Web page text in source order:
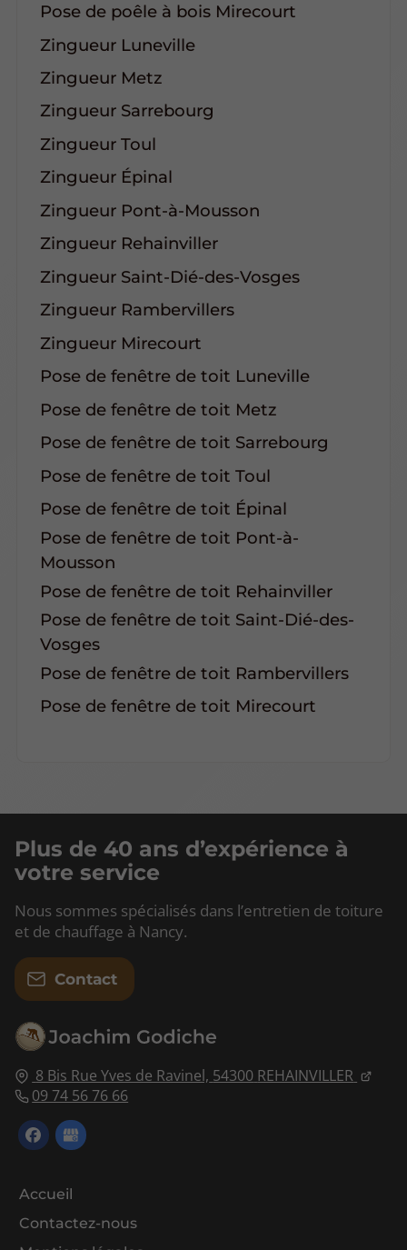
Pose de poêle à bois Mirecourt
Zingueur Luneville
Zingueur Metz
Zingueur Sarrebourg
Zingueur Toul
Zingueur Épinal
Zingueur Pont-à-Mousson
Zingueur Rehainviller
Zingueur Saint-Dié-des-Vosges
Zingueur Rambervillers
Zingueur Mirecourt
Pose de fenêtre de toit Luneville
Pose de fenêtre de toit Metz
Pose de fenêtre de toit Sarrebourg
Pose de fenêtre de toit Toul
Pose de fenêtre de toit Épinal
Pose de fenêtre de toit Pont-à-
Mousson
Pose de fenêtre de toit Rehainviller
Pose de fenêtre de toit Saint-Dié-des-
Vosges
Pose de fenêtre de toit Rambervillers
Pose de fenêtre de toit Mirecourt
8 Bis Rue Yves de Ravinel, 54300 REHAINVILLER
09 74 56 76 66
Accueil
Contactez-nous
Plus de 40 ans d’expérience à
votre service
Nous sommes spécialisés dans l’entretien de toiture
et de chauffage à Nancy.
Contact